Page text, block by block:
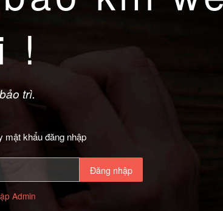
!
trì.
mật khẩu đăng nhập
Đăng nhập
Admin